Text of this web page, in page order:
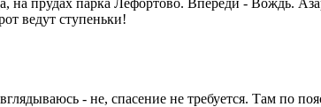
ведут ступеньки!
- не, спасение не требуется. Там по